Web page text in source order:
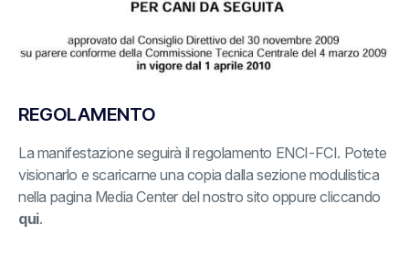
REGOLAMENTO
La manifestazione seguirà il regolamento ENCI-FCI. Potete
visionarlo e scaricarne una copia dalla sezione modulistica
nella pagina Media Center del nostro sito oppure cliccando
qui.